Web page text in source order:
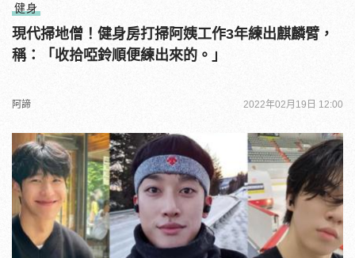
健身
現代掃地僧！健身房打掃阿姨工作3年練出麒麟臂，
稱：「收拾啞鈴順便練出來的。」
阿諦 2022年02月19日 12:00